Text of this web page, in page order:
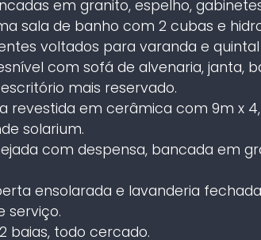
em granito, espelho,
sala de banho com 2 cubas e
voltados para varanda e
com sofá de alvenaria, janta,
mais reservado.
revestida em cerâmica com 9m x
solarium.
com despensa, bancada em
ensolarada e lavanderia
serviço.
baias, todo cercado.